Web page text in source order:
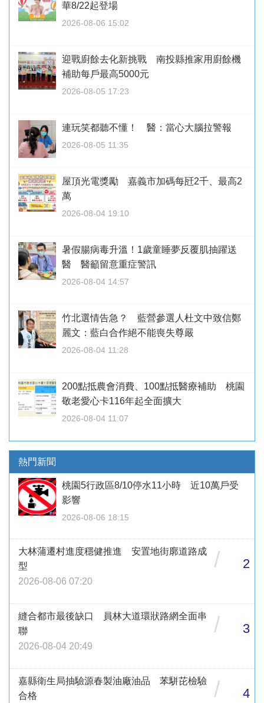
華8/22起登場
2026-08-06 15:02
迎戰廚餘去化新挑戰 南投縣推家用廚餘機
補助每戶最高5000元
2026-08-05 17:23
連玩笑都聽不懂！ 醫：當心大腦拉警報
2026-08-05 11:35
屋頂光電獎勵 嘉義市加碼每瓩2千、最高2
萬
2026-08-04 19:10
暑假腸病毒升溫！1歲童睡夢反覆肌抽躍送
醫 醫籲留意重症警訊
2026-08-04 14:57
竹北選情告急？ 藍營參選人杜文中致信鄭
麗文：藍白合作絕不能喪失尊嚴
2026-08-04 11:28
200點抵農會消費、100點抵醫療補助 桃園
敬老愛心卡116年起全面擴大
2026-08-04 11:07
熱門新聞
桃園5行政區8/10停水11小時 近10萬戶受
影響
2026-08-06 18:15
大林蒲遷村進度穩健推進 安置地街廓道路成
型
2026-08-06 07:20
/ 2
縫合都市最後缺口 員林大道環狀路網全面串
聯
2026-08-04 20:49
/ 3
嘉縣衛生局抽驗源春製油廠油品 苯駢芘檢驗
合格
/ 4